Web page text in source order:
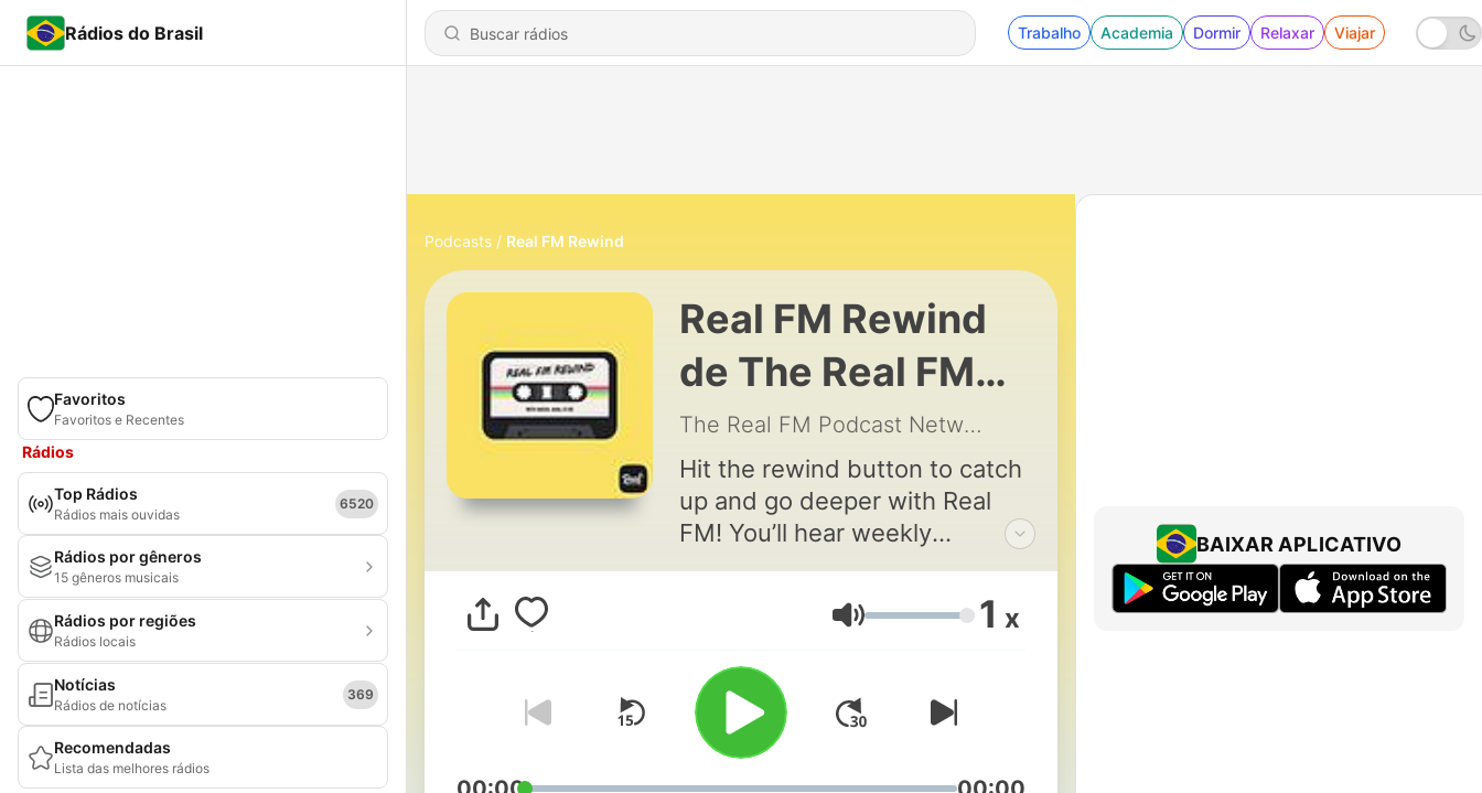
Rádios do Brasil Trabalho Academia Dormir Relaxar Viajar
Favoritos
Favoritos e Recentes
Rádios
Top Rádios
Rádios mais ouvidas
6520
Rádios por gêneros
15 gêneros musicais
Rádios por regiões
Rádios locais
Notícias
Rádios de notícias
369
Recomendadas
Lista das melhores rádios
Podcasts Real FM Rewind
Real FM Rewind
de The Real FM
Podcast Network
The Real FM Podcast Network
Hit the rewind button to catch
up and go deeper with Real
FM! You’ll hear weekly
highlights from Real FM Radio
shows like Afternoons with
Ansen, Middays with Isaac,
and Evenings with Zoe. Never
miss any of the best moments
on Real FM from the past
week!
Volume 1 x
BAIXAR APLICATIVO